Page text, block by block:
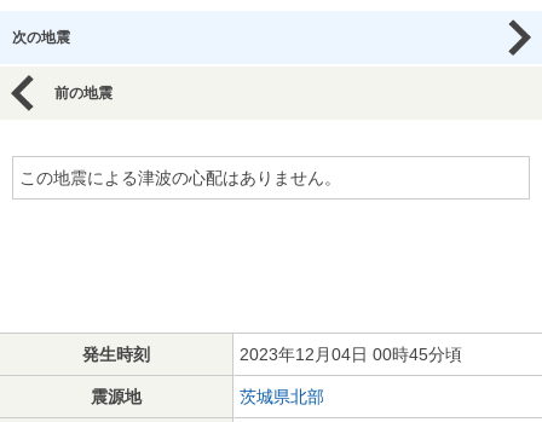
次の地震
前の地震
この地震による津波の心配はありません。
発生時刻 2023年12月04日 00時45分頃
震源地 茨城県北部